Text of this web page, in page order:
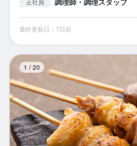
正社員
最終更新日：7日前
1 / 20